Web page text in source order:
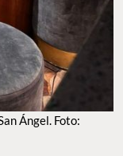
Ángel. Foto: